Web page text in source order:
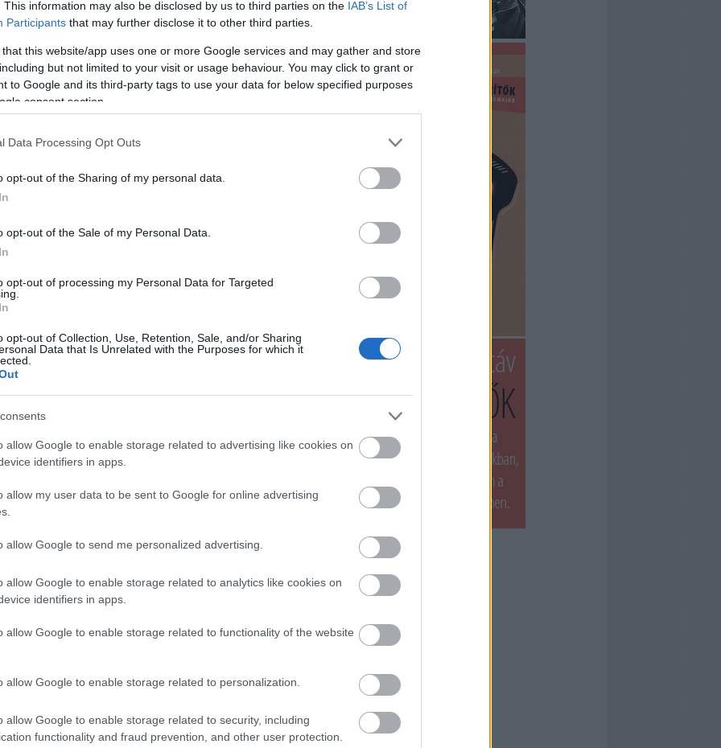
This information may also be disclosed by us to third parties on the IAB’s List of
Participants that may further disclose it to other third parties.
that this website/app uses one or more Google services and may gather and store
but not limited to your visit or usage behaviour. You may click to grant or
to Google and its third-party tags to use your data for below specified purposes
consent section.
Data Processing Opt Outs
opt-out of the Sharing of my personal data.
opt-out of the Sale of my Personal Data.
opt-out of processing my Personal Data for Targeted
opt-out of Collection, Use, Retention, Sale, and/or Sharing
Data that Is Unrelated with the Purposes for which it
allow Google to enable storage related to advertising like cookies on
identifiers in apps.
allow my user data to be sent to Google for online advertising
allow Google to send me personalized advertising.
allow Google to enable storage related to analytics like cookies on
identifiers in apps.
allow Google to enable storage related to functionality of the website
allow Google to enable storage related to personalization.
allow Google to enable storage related to security, including
functionality and fraud prevention, and other user protection.
készült klasszikusát februárban újra műsorra tűzi
filmfesztivál. A felújított Sátántangót a közönség
láthatja először, ahol 25 évvel ezelőtt
A Krasznahorkai László regénye alapján készült,
TOVÁBB
Péter a Sátántangóról
míg majdnem megszüntette a filmet
az elején fölfedem elfogultságomat a Tarr-
nem pontozó. Az ilyen kijelentés persze gyanús,
megúszni evvel…
Szólj hozzá!
szövetsége (FIPRESCI) különdíjjal
EZT LÁTTUK LEGUTÓBB
Tweets by filmnaplo